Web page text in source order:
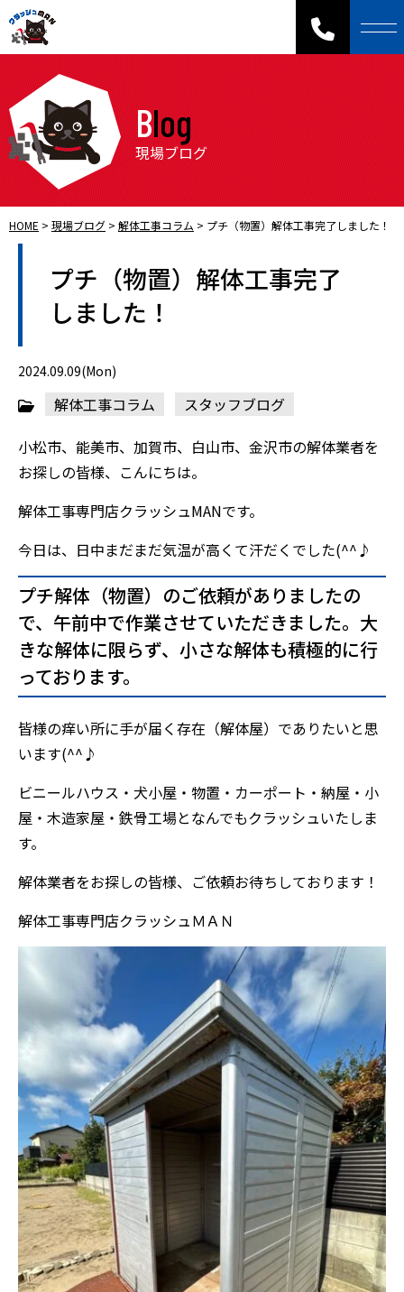
Blog
現場ブログ
HOME > 現場ブログ > 解体工事コラム > プチ（物置）解体工事完了しました！
プチ（物置）解体工事完了
しました！
2024.09.09(Mon)
解体工事コラム
スタッフブログ
小松市、能美市、加賀市、白山市、金沢市の解体業者を
お探しの皆様、こんにちは。
解体工事専門店クラッシュMANです。
今日は、日中まだまだ気温が高くて汗だくでした(^^♪
プチ解体（物置）のご依頼がありましたの
で、午前中で作業させていただきました。大
きな解体に限らず、小さな解体も積極的に行
っております。
皆様の痒い所に手が届く存在（解体屋）でありたいと思
います(^^♪
ビニールハウス・犬小屋・物置・カーポート・納屋・小
屋・木造家屋・鉄骨工場となんでもクラッシュいたしま
す。
解体業者をお探しの皆様、ご依頼お待ちしております！
解体工事専門店クラッシュＭＡＮ